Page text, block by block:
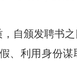
自颁发聘书
、利用身份谋